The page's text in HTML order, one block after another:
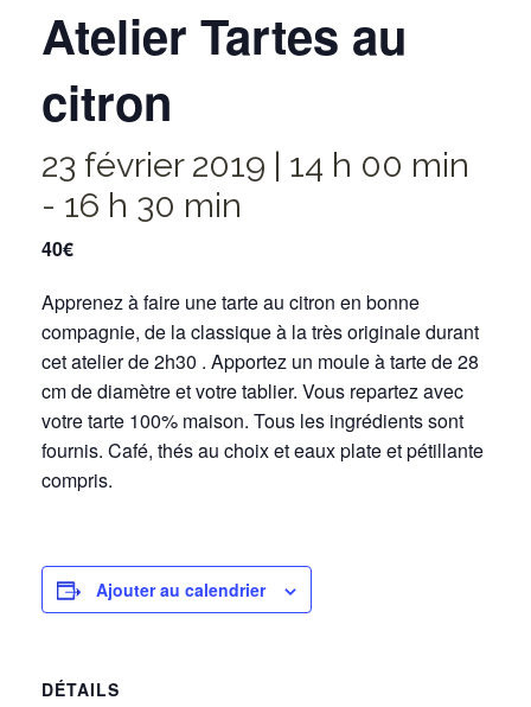
Atelier Tartes au
citron
23 février 2019 | 14 h 00 min
- 16 h 30 min
40€
Apprenez à faire une tarte au citron en bonne
compagnie, de la classique à la très originale durant
cet atelier de 2h30 . Apportez un moule à tarte de 28
cm de diamètre et votre tablier. Vous repartez avec
votre tarte 100% maison. Tous les ingrédients sont
fournis. Café, thés au choix et eaux plate et pétillante
compris.
Ajouter au calendrier
DÉTAILS